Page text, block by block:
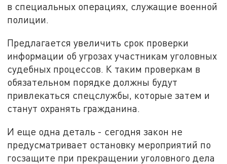
в специальных операциях, служащие военной
полиции.
Предлагается увеличить срок проверки
информации об угрозах участникам уголовных
судебных процессов. К таким проверкам в
обязательном порядке должны будут
привлекаться спецслужбы, которые затем и
станут охранять гражданина.
И еще одна деталь - сегодня закон не
предусматривает остановку мероприятий по
госзащите при прекращении уголовного дела